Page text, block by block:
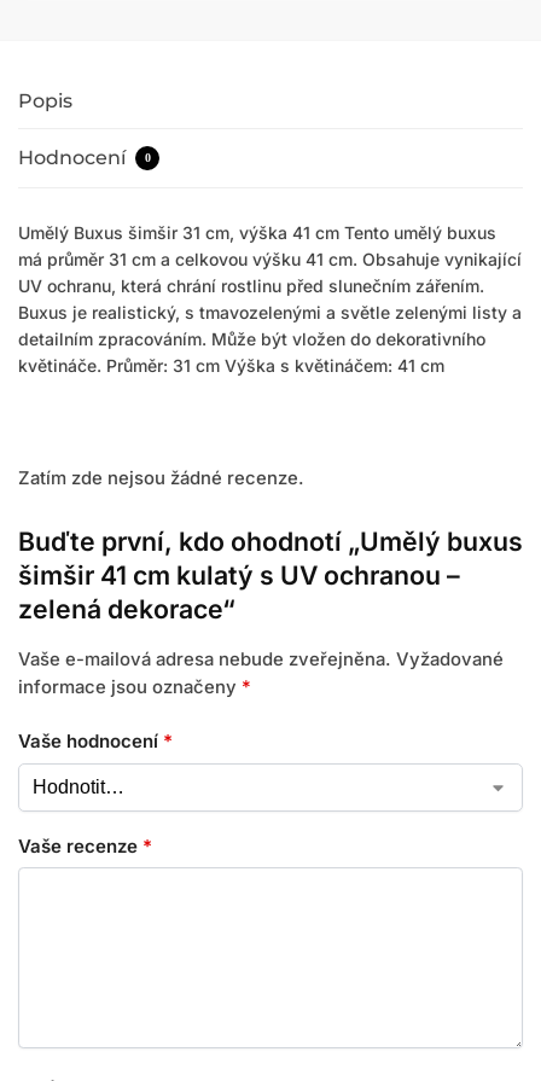
Popis
Hodnocení 0
Umělý Buxus šimšir 31 cm, výška 41 cm Tento umělý buxus
má průměr 31 cm a celkovou výšku 41 cm. Obsahuje vynikající
UV ochranu, která chrání rostlinu před slunečním zářením.
Buxus je realistický, s tmavozelenými a světle zelenými listy a
detailním zpracováním. Může být vložen do dekorativního
květináče. Průměr: 31 cm Výška s květináčem: 41 cm
Zatím zde nejsou žádné recenze.
Buďte první, kdo ohodnotí „Umělý buxus
šimšir 41 cm kulatý s UV ochranou –
zelená dekorace“
Vaše e-mailová adresa nebude zveřejněna. Vyžadované
informace jsou označeny *
Vaše hodnocení *
Vaše recenze *